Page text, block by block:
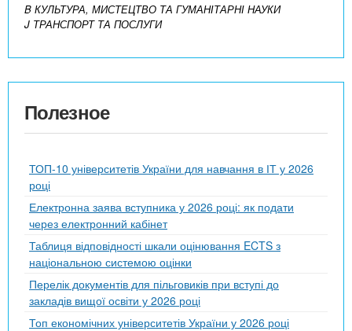
B КУЛЬТУРА, МИСТЕЦТВО ТА ГУМАНІТАРНІ НАУКИ
J ТРАНСПОРТ ТА ПОСЛУГИ
Полезное
ТОП-10 університетів України для навчання в ІТ у 2026
році
Електронна заява вступника у 2026 році: як подати
через електронний кабінет
Таблиця відповідності шкали оцінювання ECTS з
національною системою оцінки
Перелік документів для пільговиків при вступі до
закладів вищої освіти у 2026 році
Топ економічних університетів України у 2026 році